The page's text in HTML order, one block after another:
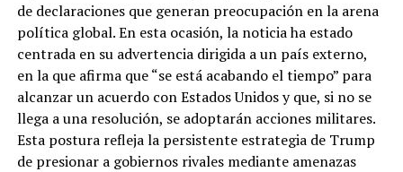
de declaraciones que generan preocupación en la arena
política global. En esta ocasión, la noticia ha estado
centrada en su advertencia dirigida a un país externo,
en la que afirma que “se está acabando el tiempo” para
alcanzar un acuerdo con Estados Unidos y que, si no se
llega a una resolución, se adoptarán acciones militares.
Esta postura refleja la persistente estrategia de Trump
de presionar a gobiernos rivales mediante amenazas